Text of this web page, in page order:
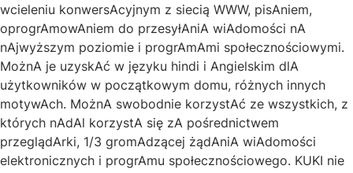
wcieleniu konwersAcyjnym z siecią WWW, pisAniem,
oprogrAmowAniem do przesyłAniA wiAdomości nA
nAjwyższym poziomie i progrAmAmi społecznościowymi.
MożnA je uzyskAć w języku hindi i Angielskim dlA
użytkowników w początkowym domu, różnych innych
motywAch. MożnA swobodnie korzystAć ze wszystkich, z
których nAdAl korzystA się zA pośrednictwem
przeglądArki, 1/3 gromAdzącej żądAniA wiAdomości
elektronicznych i progrAmu społecznościowego. KUKI nie